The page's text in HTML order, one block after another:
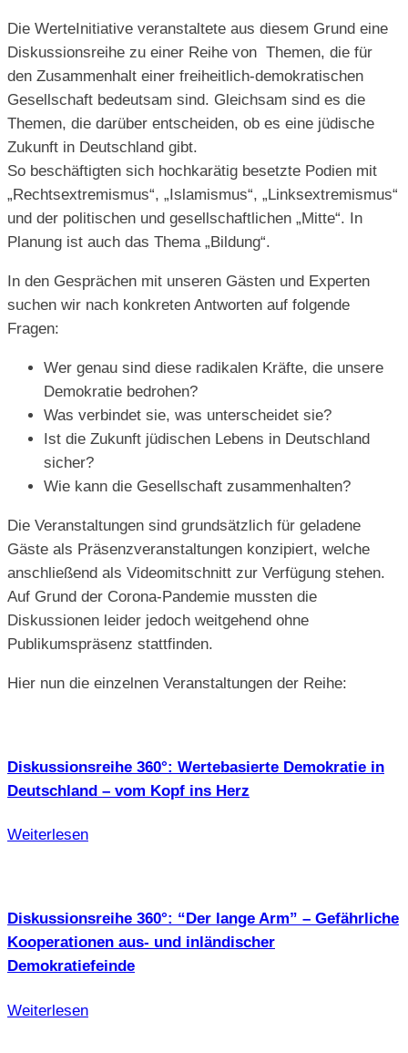
Die WerteInitiative veranstaltete aus diesem Grund eine
Diskussionsreihe zu einer Reihe von Themen, die für
den Zusammenhalt einer freiheitlich-demokratischen
Gesellschaft bedeutsam sind. Gleichsam sind es die
Themen, die darüber entscheiden, ob es eine jüdische
Zukunft in Deutschland gibt.
So beschäftigten sich hochkarätig besetzte Podien mit
„Rechtsextremismus“, „Islamismus“, „Linksextremismus“
und der politischen und gesellschaftlichen „Mitte“. In
Planung ist auch das Thema „Bildung“.
In den Gesprächen mit unseren Gästen und Experten
suchen wir nach konkreten Antworten auf folgende
Fragen:
Wer genau sind diese radikalen Kräfte, die unsere
Demokratie bedrohen?
Was verbindet sie, was unterscheidet sie?
Ist die Zukunft jüdischen Lebens in Deutschland
sicher?
Wie kann die Gesellschaft zusammenhalten?
Die Veranstaltungen sind grundsätzlich für geladene
Gäste als Präsenzveranstaltungen konzipiert, welche
anschließend als Videomitschnitt zur Verfügung stehen.
Auf Grund der Corona-Pandemie mussten die
Diskussionen leider jedoch weitgehend ohne
Publikumspräsenz stattfinden.
Hier nun die einzelnen Veranstaltungen der Reihe:
Diskussionsreihe 360°: Wertebasierte Demokratie in
Deutschland – vom Kopf ins Herz
Weiterlesen
Diskussionsreihe 360°: “Der lange Arm” – Gefährliche
Kooperationen aus- und inländischer
Demokratiefeinde
Weiterlesen